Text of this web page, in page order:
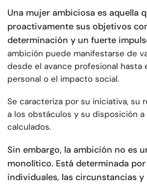
Una mujer ambiciosa es aquella
proactivamente sus objetivos
determinación y un fuerte
ambición puede manifestarse de
desde el avance profesional hasta
personal o el impacto social.
Se caracteriza por su iniciativa, su
a los obstáculos y su disposición a
calculados.
Sin embargo, la ambición no es
monolítico. Está determinada
individuales, las circunstancias y